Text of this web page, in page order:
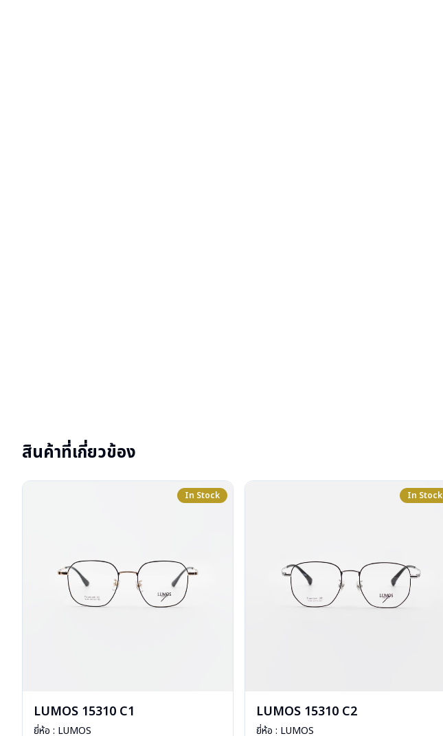
สินค้าที่เกี่ยวข้อง
In Stock
LUMOS 15310 C1
ยี่ห้อ : LUMOS
In Stock
LUMOS 15310 C2
ยี่ห้อ : LUMOS